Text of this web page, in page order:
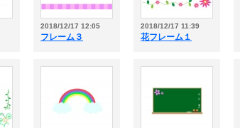
2018/12/17 12:05
フレーム３
2018/12/17 11:39
花フレーム１